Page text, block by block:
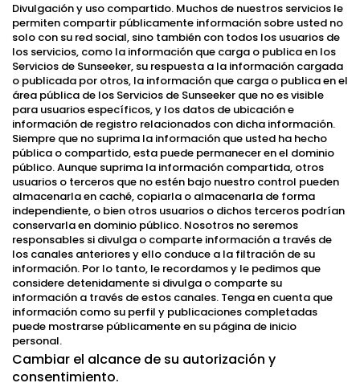
Divulgación y uso compartido. Muchos de nuestros servicios le
permiten compartir públicamente información sobre usted no
solo con su red social, sino también con todos los usuarios de
los servicios, como la información que carga o publica en los
Servicios de Sunseeker, su respuesta a la información cargada
o publicada por otros, la información que carga o publica en el
área pública de los Servicios de Sunseeker que no es visible
para usuarios específicos, y los datos de ubicación e
información de registro relacionados con dicha información.
Siempre que no suprima la información que usted ha hecho
pública o compartido, esta puede permanecer en el dominio
público. Aunque suprima la información compartida, otros
usuarios o terceros que no estén bajo nuestro control pueden
almacenarla en caché, copiarla o almacenarla de forma
independiente, o bien otros usuarios o dichos terceros podrían
conservarla en dominio público. Nosotros no seremos
responsables si divulga o comparte información a través de
los canales anteriores y ello conduce a la filtración de su
información. Por lo tanto, le recordamos y le pedimos que
considere detenidamente si divulga o comparte su
información a través de estos canales. Tenga en cuenta que
información como su perfil y publicaciones completadas
puede mostrarse públicamente en su página de inicio
personal.
Cambiar el alcance de su autorización y
consentimiento.